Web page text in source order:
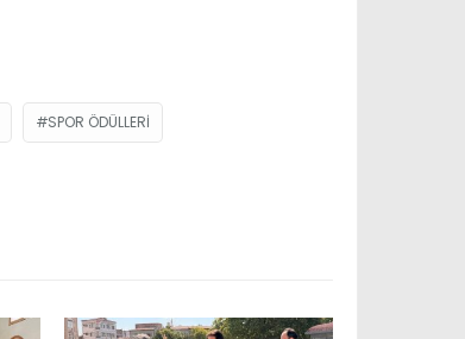
SPOR ÖDÜLLERI